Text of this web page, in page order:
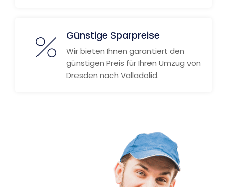
Günstige Sparpreise
Wir bieten Ihnen garantiert den
günstigen Preis für Ihren Umzug von
Dresden nach Valladolid.